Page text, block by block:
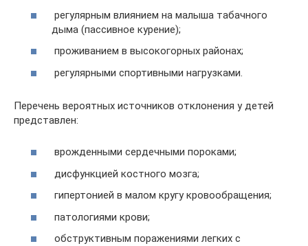
регулярным влиянием на малыша табачного
дыма (пассивное курение);
проживанием в высокогорных районах;
регулярными спортивными нагрузками.
Перечень вероятных источников отклонения у детей
представлен:
врожденными сердечными пороками;
дисфункцией костного мозга;
гипертонией в малом кругу кровообращения;
патологиями крови;
обструктивным поражениями легких с